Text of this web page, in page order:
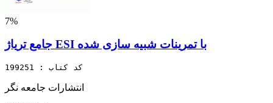
7%
جامع تریاژ ESI با تمرینات شبیه سازی شده
کد کتاب : 199251
انتشارات جامعه نگر